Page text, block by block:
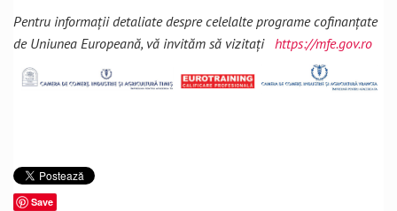
Pentru informații detaliate despre celelalte programe cofinanțate
de Uniunea Europeană, vă invităm să vizitați https://mfe.gov.ro
Save